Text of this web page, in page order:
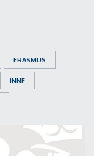
ERASMUS
INNE